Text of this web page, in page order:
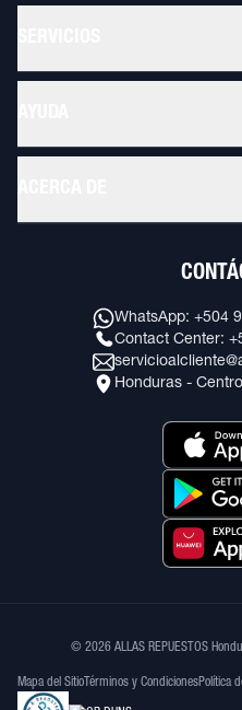
WhatsApp: +504
Contact Center:
Honduras -
© 2026 ALLAS REPUESTOS
Mapa del Sitio Términos y CondicionesPolítica